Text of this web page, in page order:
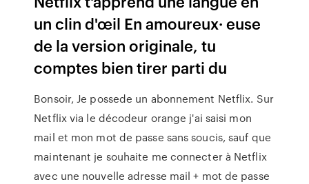
un clin d'œil En amoureux· euse
de la version originale, tu
comptes bien tirer parti du
Bonsoir, Je possede un abonnement Netflix. Sur
Netflix via le décodeur orange j'ai saisi mon
mail et mon mot de passe sans soucis, sauf que
maintenant je souhaite me connecter à Netflix
avec une nouvelle adresse mail + mot de passe